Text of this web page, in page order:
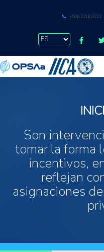
+506 2216 0222
Son
tomar la forma
incentivos,
reflejan
asignaciones